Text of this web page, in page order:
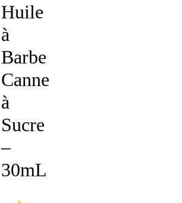
Huile
à
Barbe
Canne
à
Sucre
–
30mL